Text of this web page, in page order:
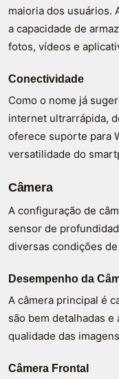
maioria dos usuários.
a capacidade de
fotos, vídeos e
Conectividade
Como o nome já
internet ultrarrápida,
oferece suporte para
versatilidade do
Câmera
A configuração de
sensor de
diversas condições
Desempenho da
A câmera principal é
são bem detalhadas
qualidade das
Câmera Frontal